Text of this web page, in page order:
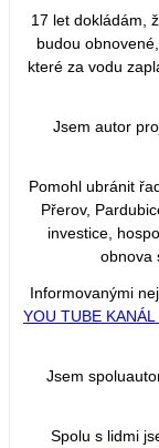
17 let dokládám,
budou
které za vodu
Jsem autor
Pomohl ubránit
Přerov,
investice,
obnova
Informovanými
YOU TUBE
Jsem
Spolu s lidmi